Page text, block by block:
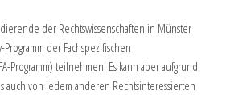
der Rechtswissenschaften in Münster
der Fachspezifischen
Programm) teilnehmen. Es kann aber aufgrund
auch von jedem anderen Rechtsinteressierten